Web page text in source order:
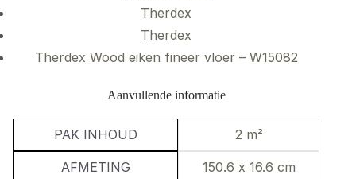
Therdex
Therdex
Therdex Wood eiken fineer vloer – W15082
Aanvullende informatie
PAK INHOUD 2 m²
AFMETING 150.6 x 16.6 cm